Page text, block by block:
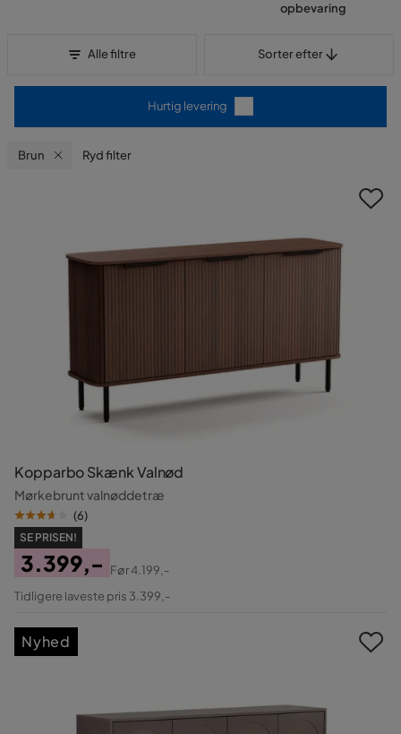
opbevaring
Alle filtre Sorter efter
Hurtig levering
Brun Ryd filter
Kopparbo Skænk Valnød
Mørkebrunt valnøddetræ
(6)
SE PRISEN!
Pris
3.399,-
Original
Før4.199,-
Tidligere laveste pris 3.399,-
Nyhed